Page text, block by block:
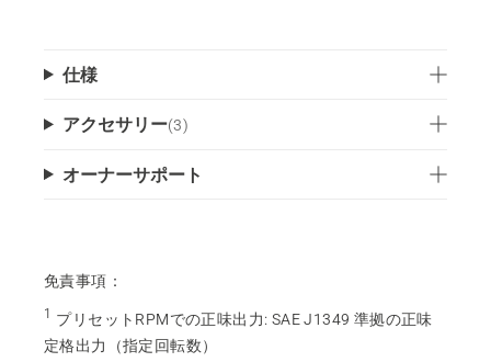
仕様
アクセサリー(3)
オーナーサポート
免責事項：
1 プリセットRPMでの正味出力: SAE J1349 準拠の正味
定格出力（指定回転数）